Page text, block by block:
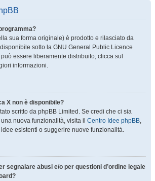
sua forma originale) è prodotto e rilasciato da
sotto la GNU General Public Licence
essere liberamente distribuito; clicca sul
informazioni.
X non è disponibile?
scritto da phpBB Limited. Se credi che ci sia
nuova funzionalità, visita il Centro Idee phpBB,
esistenti o suggerire nuove funzionalità.
segnalare abusi e/o per questioni d’ordine legale